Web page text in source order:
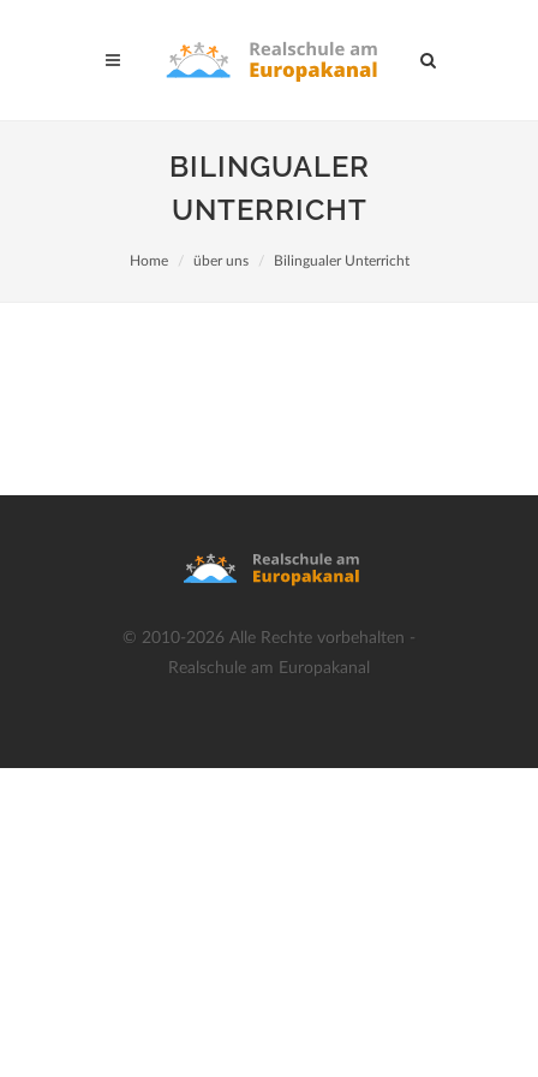
BILINGUALER
UNTERRICHT
Home über uns Bilingualer Unterricht
© 2010-2026 Alle Rechte vorbehalten -
Realschule am Europakanal